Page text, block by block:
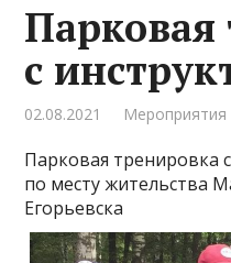
Парковая
с
02.08.2021 Мероприятия
Парковая тренировка
по месту жительства
Егорьевска